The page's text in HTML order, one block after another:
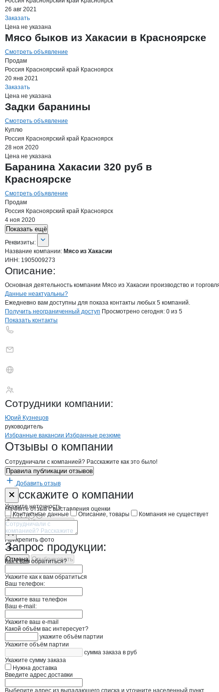
26 авг 2021
Заказать
Цена не указана
Мясо быков из Хакасии в Красноярске
Смотреть объявление
Продам
Россия Красноярский край Красноярск
20 янв 2021
Заказать
Цена не указана
Задки баранины
Смотреть объявление
Куплю
Россия Красноярский край Красноярск
28 ноя 2020
Цена не указана
Баранина Хакасии 320 руб в
Красноярске
Смотреть объявление
Продам
Россия Красноярский край Красноярск
4 ноя 2020
Показать ещё
О компании
Реквизиты
Реквизиты:
Название компании: Мясо из Хакасии
ИНН: 1905009273
Описание:
Основная деятельность компании Мясо из Хакасии производство и
Контактыкомпании
+7(800)000-00-..
Данные неактуальны?
Ежедневно вам доступны для показа контакты любых 5 компаний.
Получить неограниченный доступ Просмотрено сегодня: 0 из 5
Показать контакты
Сотрудники компании:
Юрий Кузнецов
руководитель
Брендыкомпани Мясо из Хакасии
Вакансии вМясо из Хакасии
Избранные вакансии Избранные резюме
Новости oМясо из Хакасии, ИП
Отзывы о компании
Сотрудничали с компанией? Расскажите как это было!
Правила публикации отзывов
Добавить отзыв
Расскажите о компании
Начните отзыв с выставления оценки
Прикрепить фото
Отмена Опубликовать
Форма обратной связи о неточностях
Укажите неточность
Контактные данные
Описание, товары Компания не существует
Отмена Опубликовать
Запрос продукции:
Как к вам обратиться?
Укажите как к вам обратиться
Ваш телефон:
Укажите ваш телефон
Ваш e-mail:
Укажите ваш e-mail
Какой объём вас интересует?
укажите объём партии
Укажите объём партии
сумма заказа в руб
Укажите сумму заказа
Нужна доставка
Введите адрес доставки
Выберите адрес из выпадающего списка и уточните населенный пункт